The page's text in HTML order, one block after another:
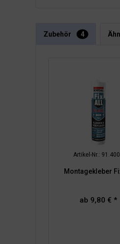
Zubehör 4
Artikel-Nr.:
Montagekleber
ab 9,80 € *